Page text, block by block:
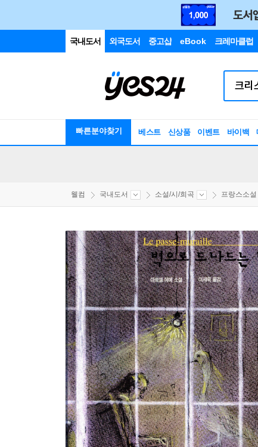
국내도서 외국도서 중고샵 eBook 크레마클럽
빠른분야찾기 베스트 신상품 이벤트 바이백
웰컴 국내도서 소설/시/희곡 프랑스소설